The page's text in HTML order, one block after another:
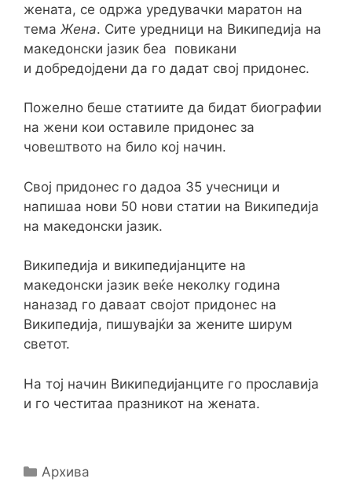
жената, се одржа уредувачки маратон на
тема Жена. Сите уредници на Википедија на
македонски јазик беа повикани
и добредојдени да го дадат свој придонес.
Пожелно беше статиите да бидат биографии
на жени кои оставиле придонес за
човештвото на било кој начин.
Свој придонес го дадоа 35 учесници и
напишаа нови 50 нови статии на Википедија
на македонски јазик.
Википедија и википедијанците на
македонски јазик веќе неколку година
наназад го даваат својот придонес на
Википедија, пишувајќи за жените ширум
светот.
На тој начин Википедијанците го прославија
и го честитаа празникот на жената.
Categories
Архива